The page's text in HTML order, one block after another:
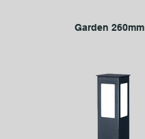
Garden 260mm